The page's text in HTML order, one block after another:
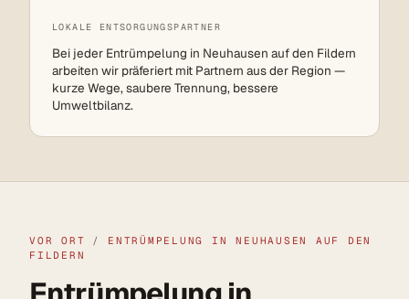
LOKALE ENTSORGUNGSPARTNER
Bei jeder Entrümpelung in Neuhausen auf den Fildern
arbeiten wir präferiert mit Partnern aus der Region —
kurze Wege, saubere Trennung, bessere
Umweltbilanz.
VOR ORT /
ENTRÜMPELUNG IN NEUHAUSEN AUF DEN
FILDERN